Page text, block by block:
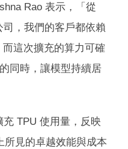
Rao 表示，「從
司，我們的客戶都依賴
這次擴充的算力可確
同時，讓模型持續居
充 TPU 使用量，反映
所見的卓越效能與成本